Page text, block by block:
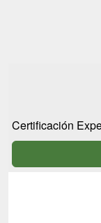
Certificación